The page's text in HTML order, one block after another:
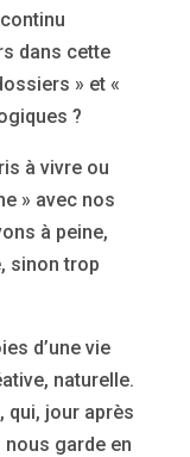
dans cette
» et «
?
à vivre ou
» avec nos
à peine,
sinon trop
d’une vie
naturelle.
qui, jour après
garde en